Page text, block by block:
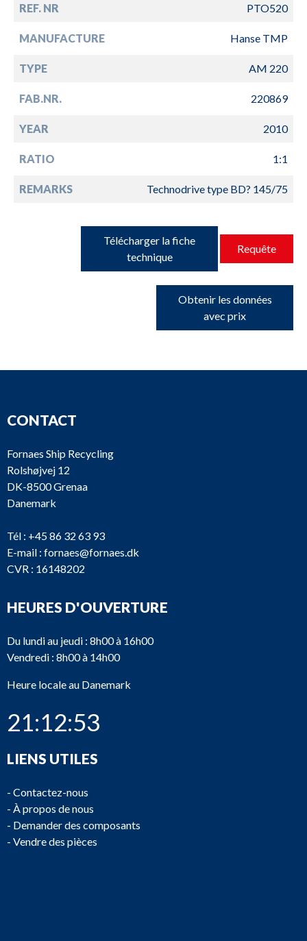
REF. NR PTO520
MANUFACTURE Hanse TMP
TYPE AM 220
FAB.NR. 220869
YEAR 2010
RATIO 1:1
REMARKS Technodrive type BD? 145/75
Télécharger la fiche
technique
Requête
Obtenir les données
avec prix
CONTACT
Fornaes Ship Recycling
Rolshøjvej 12
DK-8500 Grenaa
Danemark
Tél : +45 86 32 63 93
E-mail : fornaes@fornaes.dk
CVR : 16148202
HEURES D'OUVERTURE
Du lundi au jeudi : 8h00 à 16h00
Vendredi : 8h00 à 14h00
Heure locale au Danemark
21:12:53
LIENS UTILES
- Contactez-nous
- À propos de nous
- Demander des composants
- Vendre des pièces